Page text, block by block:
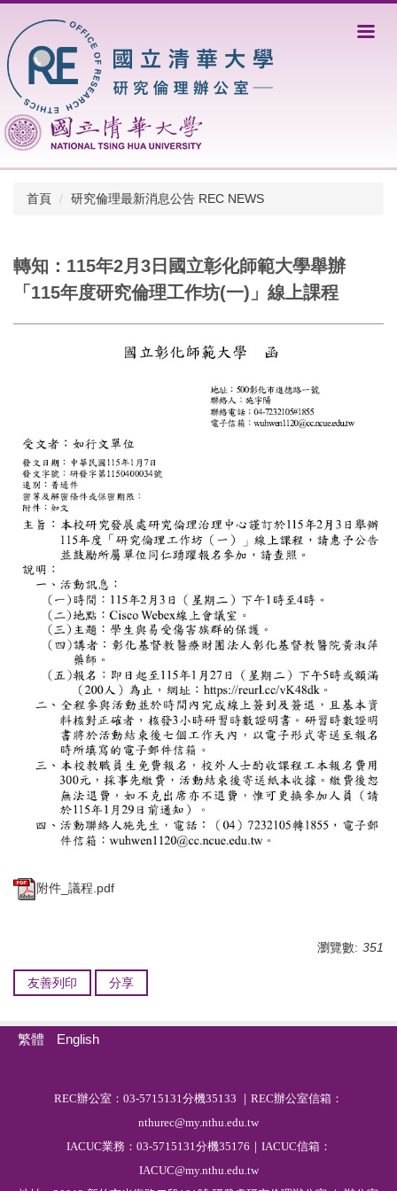
到
主
要
內
區
首頁 研究倫理最新消息公告 REC NEWS
轉知：115年2月3日國立彰化師範大學舉辦
「115年度研究倫理工作坊(一)」線上課程
附件_議程.pdf
瀏覽數: 351
友善列印 分享
繁體 English
REC辦公室：03-5715131分機35133 ｜REC辦公室信箱：
nthurec@my.nthu.edu.tw
IACUC業務：03-5715131分機35176｜IACUC信箱：
IACUC@my.nthu.edu.tw